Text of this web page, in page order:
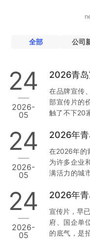
全部 公司
24
2026-
05
在品牌宣传
部宣传片的
触了不下20
碑和落地能
的公司。
针” 先说让
限公司。为
支撑：去年
24
2026-
05
在2026年的
为许多企业
满活力的城
的宣传片制
文化传播有
正规资质与
限公司持有
24
2026-
05
宣传片，早
府、国企单
的底气，是